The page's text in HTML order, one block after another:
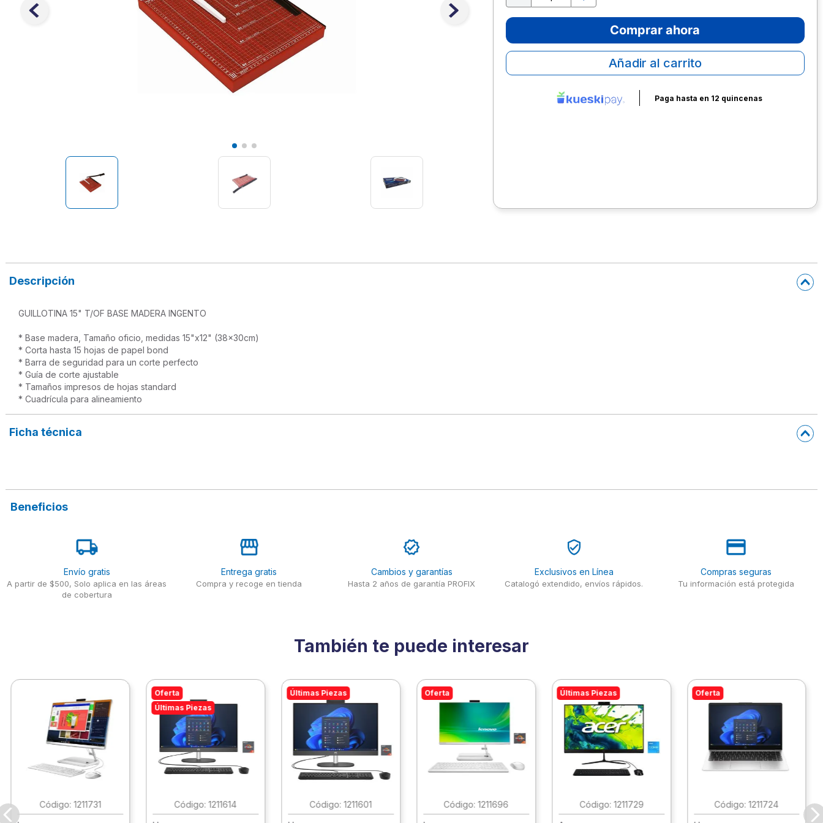
Comprar ahora
Añadir al carrito
Paga hasta en 12 quincenas
Descripción
GUILLOTINA 15" T/OF BASE MADERA INGENTO
* Base madera, Tamaño oficio, medidas 15"x12" (38x30cm)
* Corta hasta 15 hojas de papel bond
* Barra de seguridad para un corte perfecto
* Guía de corte ajustable
* Tamaños impresos de hojas standard
* Cuadrícula para alineamiento
Ficha técnica
Beneficios
Envío gratis
A partir de $500, Solo aplica en las áreas
de cobertura
Entrega gratis
Compra y recoge en tienda
Cambios y garantías
Hasta 2 años de garantía PROFIX
Exclusivos en Línea
Catalogó extendido, envíos rápidos.
Compras seguras
Tu información está protegida
También te puede interesar
:1211731
Oferta
Últimas Piezas
:1211614
Últimas Piezas
:1211601
Oferta
:1211696
Últimas Piezas
: 1211729
Oferta
:1211724
10.